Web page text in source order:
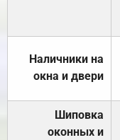
Наличники на
окна и двери
Шиповка
оконных и